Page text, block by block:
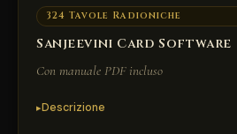
324 Tavole Radioniche
Sanjeevini Card Software
Con manuale PDF incluso
Descrizione